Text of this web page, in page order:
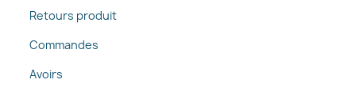
Retours produit
Commandes
Avoirs